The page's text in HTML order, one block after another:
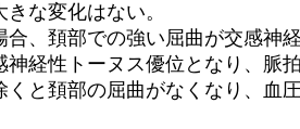
な変化はない。
合、頚部での強い屈曲が交感神
神経性トーヌス優位となり、脈
くと頚部の屈曲がなくなり、血